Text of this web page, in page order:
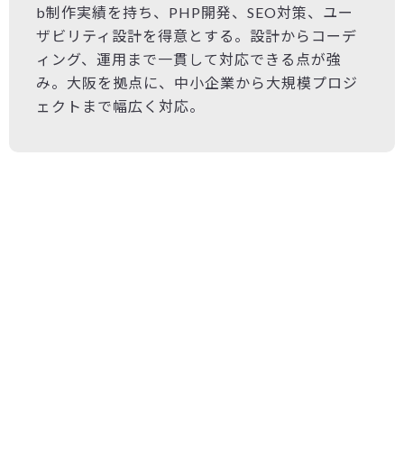
b制作実績を持ち、PHP開発、SEO対策、ユー
ザビリティ設計を得意とする。設計からコーデ
ィング、運用まで一貫して対応できる点が強
み。大阪を拠点に、中小企業から大規模プロジ
ェクトまで幅広く対応。